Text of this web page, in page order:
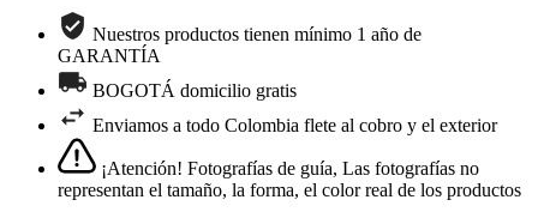
Nuestros productos tienen mínimo 1 año de
GARANTÍA
BOGOTÁ domicilio gratis
Enviamos a todo Colombia flete al cobro y el exterior
¡Atención! Fotografías de guía, Las fotografías no
representan el tamaño, la forma, el color real de los productos